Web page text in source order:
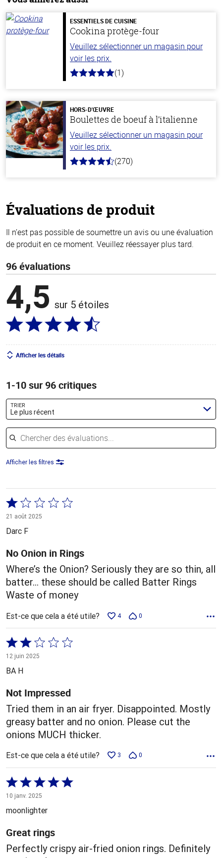
ESSENTIELS DE CUISINE
Cookina protège-four
Veuillez sélectionner un magasin pour
voir les prix.
5.0
stars
(1)
HORS-D'ŒUVRE
Boulettes de boeuf à l’italienne
Veuillez sélectionner un magasin pour
voir les prix.
4.5
(270)
Évaluations de produit
Il n’est pas possible de soumettre un avis ou une évaluation
de produit en ce moment. Veuillez réessayer plus tard.
96 évaluations
4,5 sur 5 étoiles
Afficher les détails
1-10 sur 96 critiques
TRIER
Le plus récent
Chercher des évaluations
Afficher les filtres
Coté
1 sur
5
21 août 2025
Darc F
No Onion in Rings
Where’s the Onion? Seriously they are so thin, all
batter… these should be called Batter Rings
Waste of money
Est-ce que cela a été utile? 4 0
Coté
2 sur
5
12 juin 2025
BA H
Not Impressed
Tried them in an air fryer. Disappointed. Mostly
greasy batter and no onion. Please cut the
onions MUCH thicker.
Est-ce que cela a été utile? 3 0
Coté
5 sur
10 janv. 2025
moonlighter
Great rings
Perfectly crispy air-fried onion rings. Definitely